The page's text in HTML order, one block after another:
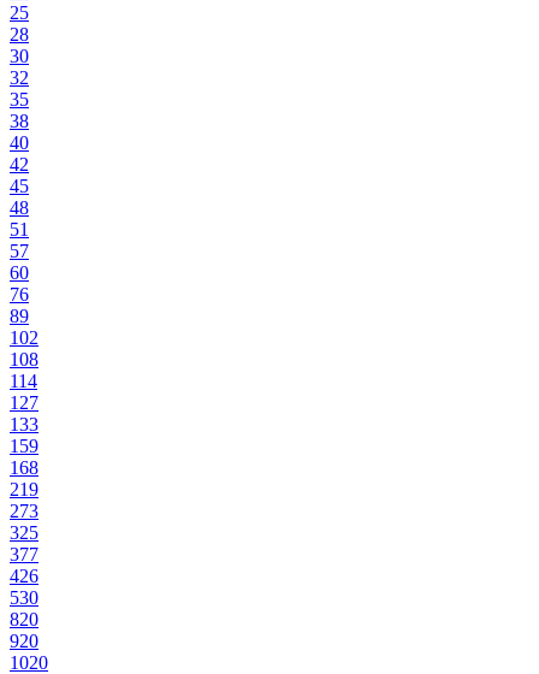
25
28
30
32
35
38
40
42
45
48
51
57
60
76
89
102
108
114
127
133
159
168
219
273
325
377
426
530
820
920
1020